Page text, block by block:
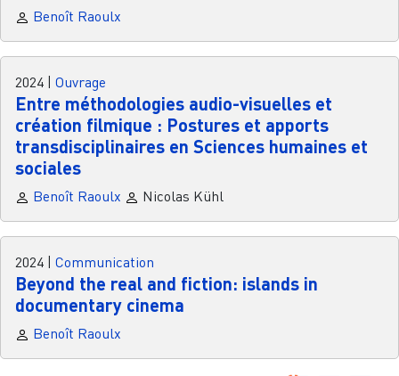
Benoît Raoulx
2024 Ouvrage
Entre méthodologies audio-visuelles et
création filmique : Postures et apports
transdisciplinaires en Sciences humaines et
sociales
Benoît Raoulx Nicolas Kühl
2024 Communication
Beyond the real and fiction: islands in
documentary cinema
Benoît Raoulx